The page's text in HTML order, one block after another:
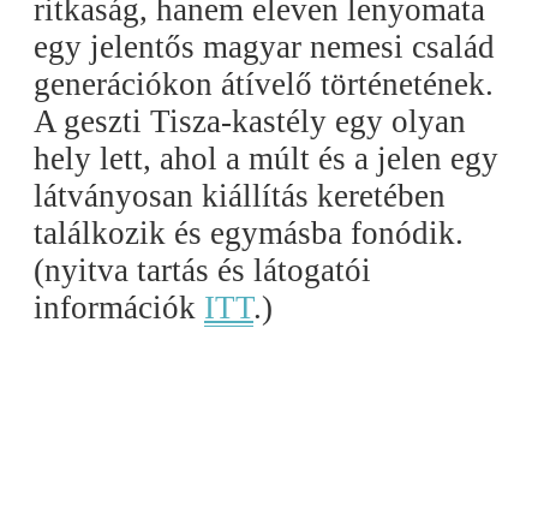
ritkaság, hanem eleven lenyomata
egy jelentős magyar nemesi család
generációkon átívelő történetének.
A geszti Tisza-kastély egy olyan
hely lett, ahol a múlt és a jelen egy
látványosan kiállítás keretében
találkozik és egymásba fonódik.
(nyitva tartás és látogatói
információk ITT.)